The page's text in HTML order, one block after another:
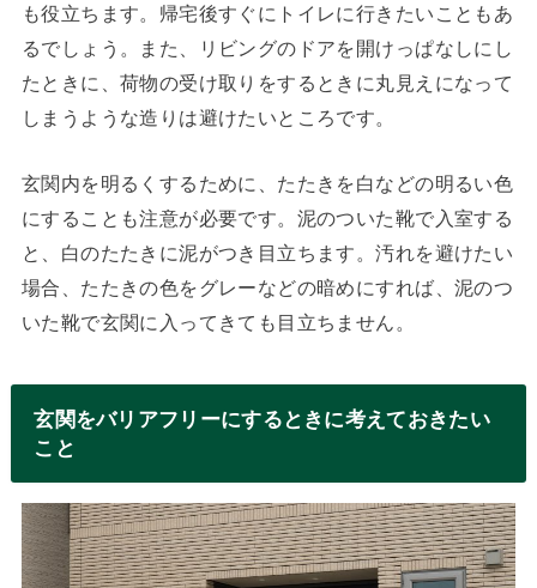
も役立ちます。帰宅後すぐにトイレに行きたいこともあ
るでしょう。また、リビングのドアを開けっぱなしにし
たときに、荷物の受け取りをするときに丸見えになって
しまうような造りは避けたいところです。
玄関内を明るくするために、たたきを白などの明るい色
にすることも注意が必要です。泥のついた靴で入室する
と、白のたたきに泥がつき目立ちます。汚れを避けたい
場合、たたきの色をグレーなどの暗めにすれば、泥のつ
いた靴で玄関に入ってきても目立ちません。
玄関をバリアフリーにするときに考えておきたい
こと